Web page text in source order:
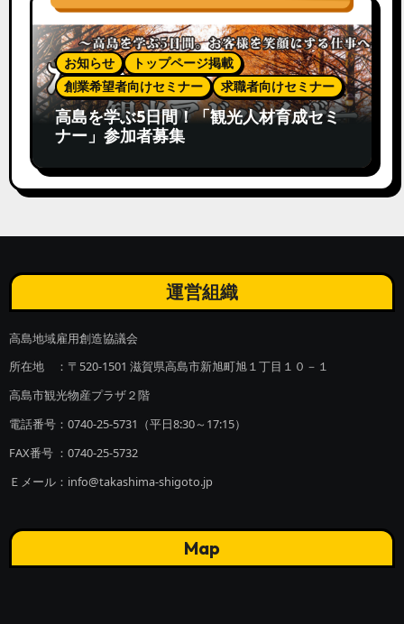
お知らせ
トップページ掲載
創業希望者向けセミナー
求職者向けセミナー
高島を学ぶ5日間！「観光人材育成セミ
ナー」参加者募集
運営組織
高島地域雇用創造協議会
所在地 ：〒520-1501 滋賀県高島市新旭町旭１丁目１０－１
高島市観光物産プラザ２階
電話番号：0740-25-5731（平日8:30～17:15）
FAX番号 ：0740-25-5732
Ｅメール：info@takashima-shigoto.jp
Map